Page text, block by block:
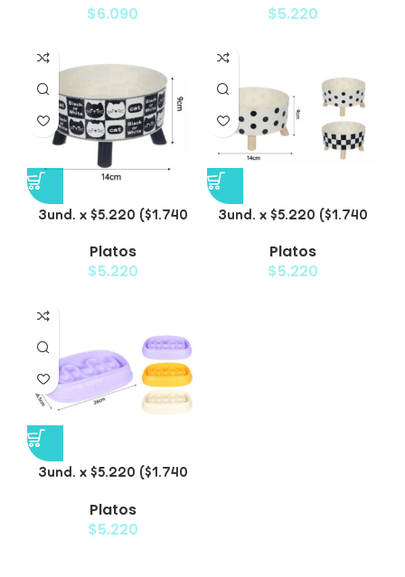
$6.090
$5.220
3und. x $5.220 ($1.740
Decorativo
Platos
$5.220
3und. x $5.220 ($1.740
Platos
$5.220
3und. x $5.220 ($1.740
Lenta
Platos
$5.220